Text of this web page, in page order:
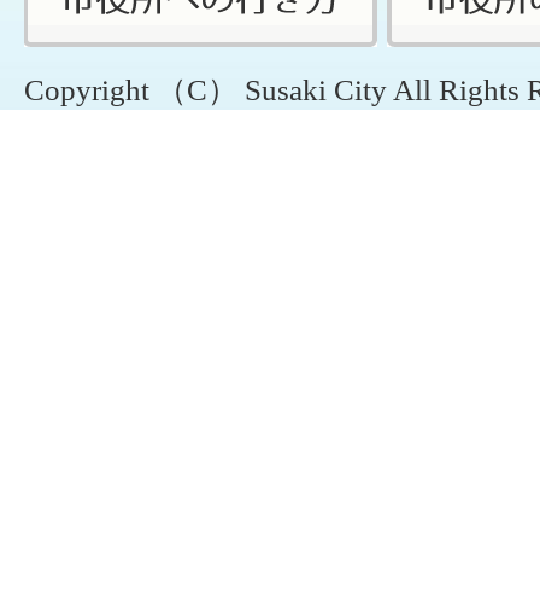
Copyright （C） Susaki City All Rights